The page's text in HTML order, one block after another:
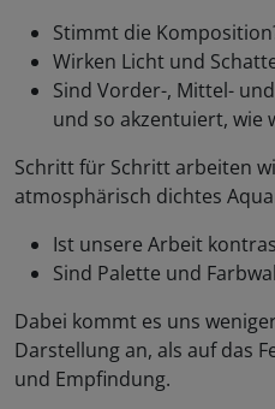
Stimmt die
Wirken Licht und
Sind Vorder-, Mittel-
und so akzentuiert, wie
Schritt für Schritt arbeiten
atmosphärisch dichtes
Ist unsere Arbeit
Sind Palette und
Dabei kommt es uns
Darstellung an, als auf das
und Empfindung.